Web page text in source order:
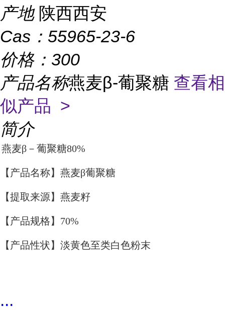
产地 陕西西安
Cas： 55965-23-6
价格： 300
产品名称燕麦β-葡聚糖 查看相
似产品 >
简介
燕麦β－葡聚糖80%
【产品名称】燕麦β葡聚糖
【提取来源】燕麦籽
【产品规格】70%
【产品性状】淡黄色至类白色粉末
...